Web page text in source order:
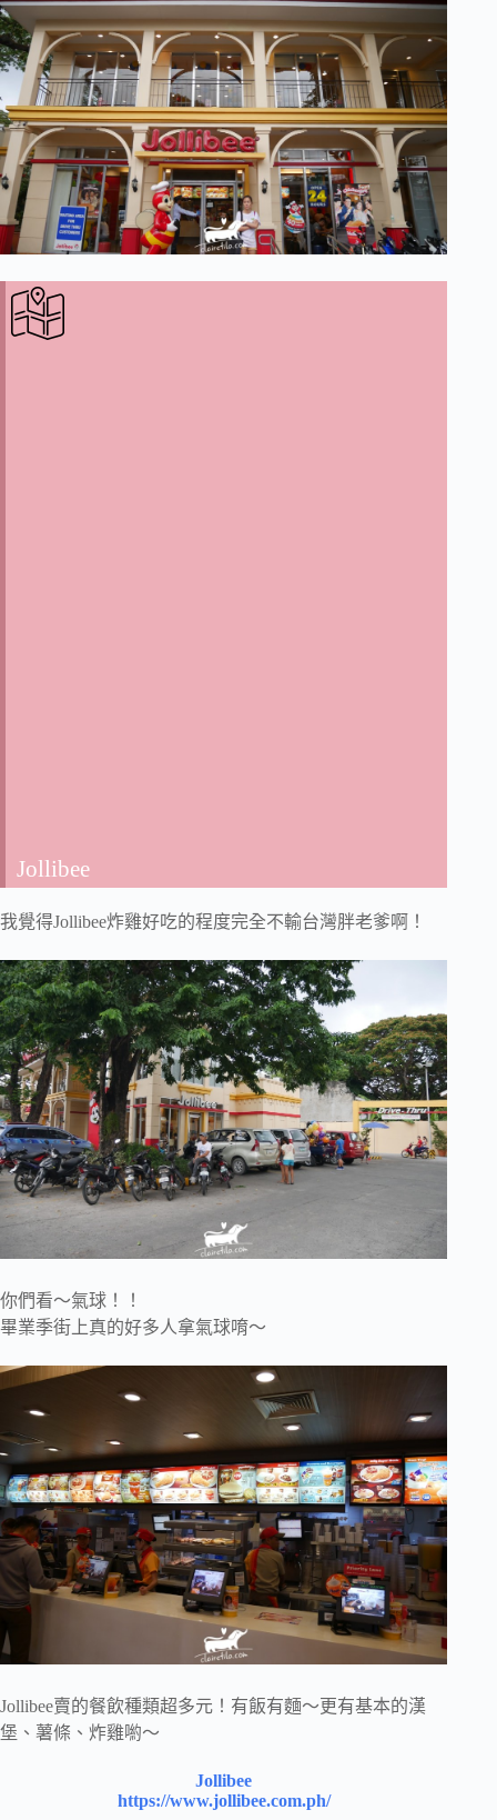
Jollibee
我覺得Jollibee炸雞好吃的程度完全不輸台灣胖老爹啊！
你們看～氣球！！
畢業季街上真的好多人拿氣球唷～
Jollibee賣的餐飲種類超多元！有飯有麵～更有基本的漢
堡、薯條、炸雞喲～
Jollibee
https://www.jollibee.com.ph/